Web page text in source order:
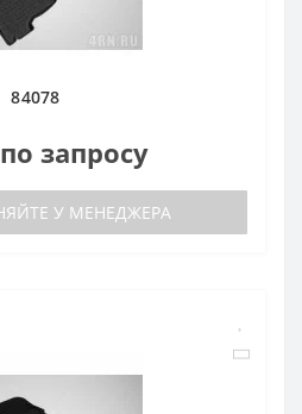
84078
запросу
У МЕНЕДЖЕРА